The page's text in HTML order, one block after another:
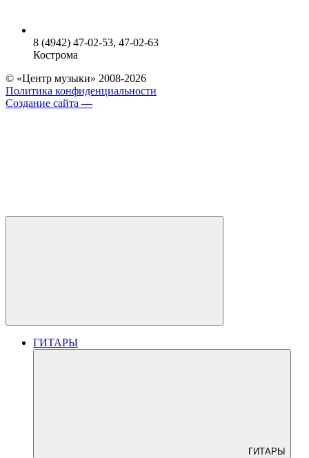
8 (4942) 47-02-53, 47-02-63
Кострома
© «Центр музыки» 2008-2026
Политика конфиденциальности
Создание сайта —
ГИТАРЫ
ГИТАРЫ